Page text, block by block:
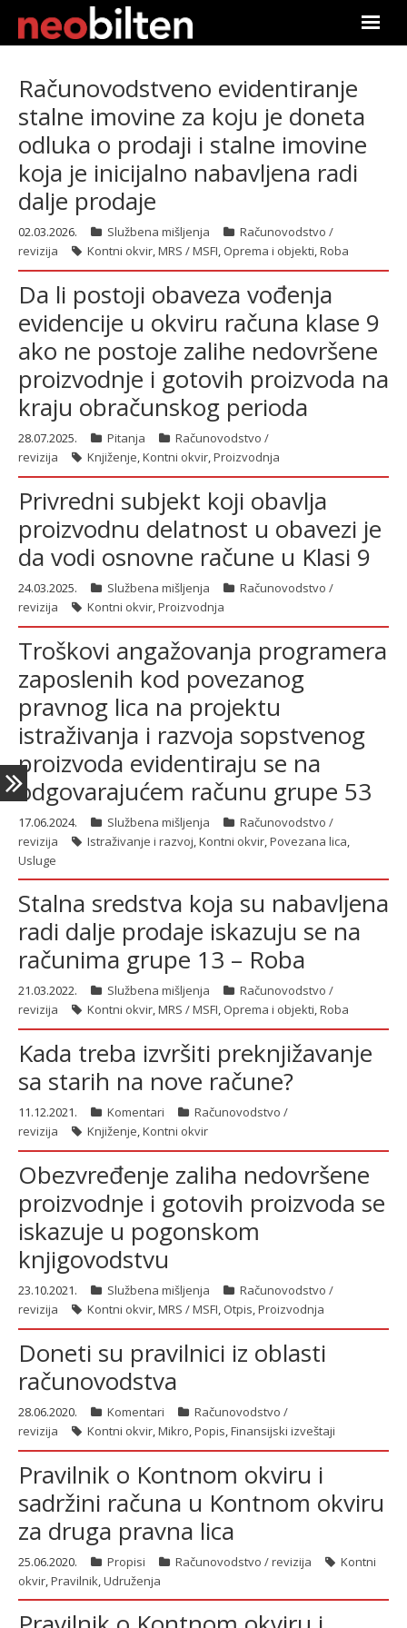
Претрага
Актуелно
Подаци
Линкови
О нама
Претплата
Пријава
latinica
Računovodstveno evidentiranje
stalne imovine za koju je doneta
odluka o prodaji i stalne imovine
koja je inicijalno nabavljena radi
dalje prodaje
02.03.2026. Službena mišljenja
Računovodstvo /
revizija
Kontni okvir,MRS / MSFI, Oprema i objekti,Roba
Da li postoji obaveza vođenja
evidencije u okviru računa klase 9
ako ne postoje zalihe nedovršene
proizvodnje i gotovih proizvoda na
kraju obračunskog perioda
28.07.2025. Pitanja
Računovodstvo /
revizija
Knjiženje,Kontni okvir,Proizvodnja
Privredni subjekt koji obavlja
proizvodnu delatnost u obavezi je
da vodi osnovne račune u Klasi 9
24.03.2025. Službena mišljenja
Računovodstvo /
revizija
Kontni okvir,Proizvodnja
Troškovi angažovanja programera
zaposlenih kod povezanog
pravnog lica na projektu
istraživanja i razvoja sopstvenog
proizvoda evidentiraju se na
odgovarajućem računu grupe 53
17.06.2024. Službena mišljenja
Računovodstvo /
revizija
Istraživanje i razvoj,Kontni okvir,Povezana lica,
Usluge
Stalna sredstva koja su nabavljena
radi dalje prodaje iskazuju se na
računima grupe 13 – Roba
21.03.2022. Službena mišljenja
Računovodstvo /
revizija
Kontni okvir,MRS / MSFI, Oprema i objekti,Roba
Kada treba izvršiti preknjižavanje
sa starih na nove račune?
11.12.2021. Komentari
Računovodstvo /
revizija
Knjiženje,Kontni okvir
Obezvređenje zaliha nedovršene
proizvodnje i gotovih proizvoda se
iskazuje u pogonskom
knjigovodstvu
23.10.2021. Službena mišljenja
Računovodstvo /
revizija
Kontni okvir,MRS / MSFI, Otpis,Proizvodnja
Doneti su pravilnici iz oblasti
računovodstva
28.06.2020. Komentari
Računovodstvo /
revizija
Kontni okvir,Mikro,Popis,Finansijski izveštaji
Pravilnik o Kontnom okviru i
sadržini računa u Kontnom okviru
za druga pravna lica
25.06.2020. Propisi Računovodstvo / revizija
Kontni
okvir,Pravilnik,Udruženja